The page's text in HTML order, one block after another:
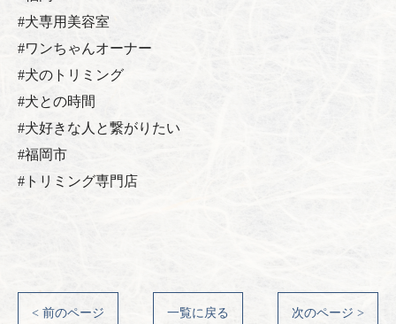
#犬専用美容室
#ワンちゃんオーナー
#犬のトリミング
#犬との時間
#犬好きな人と繋がりたい
#福岡市
#トリミング専門店
< 前のページ 一覧に戻る 次のページ >